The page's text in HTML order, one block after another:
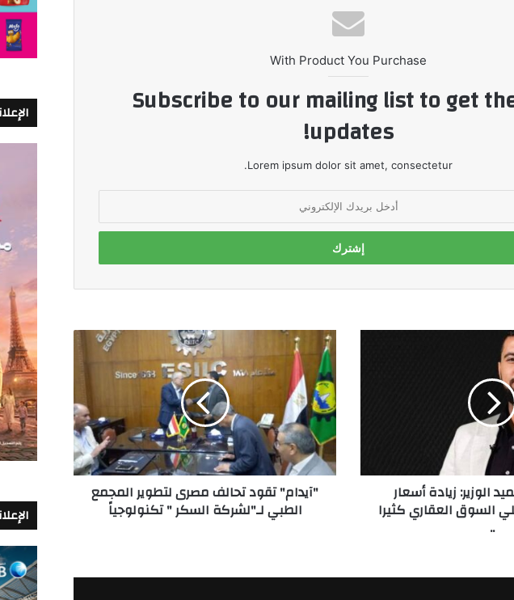
With Product You Purchase
Subscribe to our mailing list to get
updates!
Lorem ipsum dolor sit amet, consectetur.
الوزير: زيادة أسعار
السوق العقاري كثيرا
..
"آيدام"
تقود
تحالف
مصرى
لتطوير
المجمع
الطبي
لـ"لشركة
السكر
تكنولوجياً
"آيدام" تقود تحالف مصرى لتطوير المجمع
الطبي لـ"لشركة السكر " تكنولوجياً